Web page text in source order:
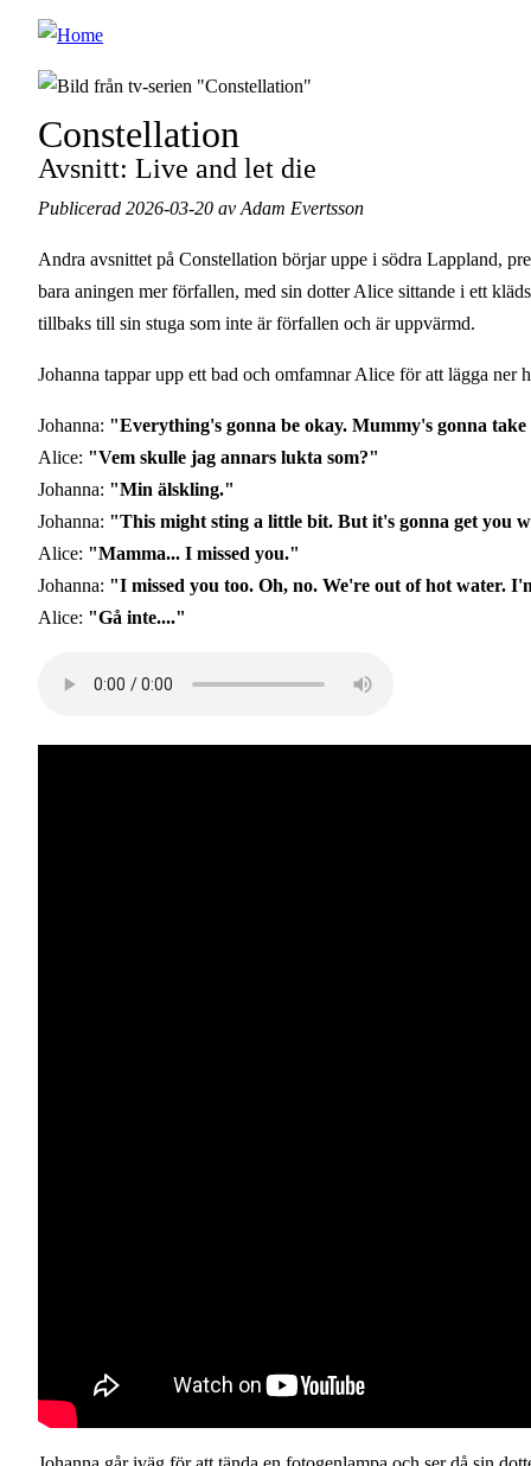
Hoppa
huvudinnehåll
Constellation
Avsnitt: Live and let die
Publicerad 2026-03-20 av Adam Evertsson
Andra avsnittet på Constellation börjar uppe i södra Lappland,
bara aningen mer förfallen, med sin dotter Alice sittande i ett
tillbaks till sin stuga som inte är förfallen och är uppvärmd.
Johanna tappar upp ett bad och omfamnar Alice för att lägga
Johanna: "Everything's gonna be okay. Mummy's gonna
Alice: "Vem skulle jag annars lukta som?"
Johanna: "Min älskling."
Johanna: "This might sting a little bit. But it's gonna get you
Alice: "Mamma... I missed you."
Johanna: "I missed you too. Oh, no. We're out of hot water.
Alice: "Gå inte...."